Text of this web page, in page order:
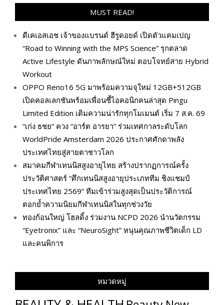
MUST READ!
ดีเคเอสเอช เจ้าของแบรนด์ ฮีรูดอยด์ เปิดตัวแคมเปญ
“Road to Winning with the MPS Science” รุกตลาด
Active Lifestyle ดันภาพลักษณ์ใหม่ ตอบโจทย์สาย Hybrid
Workout
OPPO Reno16 5G มาพร้อมความจุใหม่ 12GB+512GB
เปิดคอลเลกชันพร้อมเพื่อนซี้ไอคอนิกคนล่าสุด Pingu
Limited Edition เติมความน่ารักทุกโมเมนต์ เริ่ม 7 ส.ค. 69
“เก่ง ธชย” ควง “อาร์ต อารยา” ร่วมเทศกาลระดับโลก
WorldPride Amsterdam 2026 ประกาศศักดาพลัง
ประเทศไทยสู่สายตาชาวโลก
สมาคมกีฬาเทนนิสสูงอายุไทย สร้างปรากฏการณ์ครั้ง
ประวัติศาสตร์ “ศึกเทนนิสสูงอายุประเภททีม ชิงแชมป์
ประเทศไทย 2569” ทีมเข้าร่วมสูงสุดเป็นประวัติการณ์
ตอกย้ำความนิยมกีฬาเทนนิสในทุกช่วงวัย
ทองก้อนใหญ่ โฮลดิ้ง ร่วมงาน NCPD 2026 นำนวัตกรรม
“Eyetronix” และ “NeuroSight” หนุนคุณภาพชีวิตเด็ก LD
และคนพิการ
หมวดหมู่